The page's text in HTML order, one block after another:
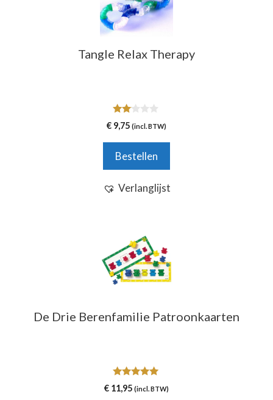
Tangle Relax Therapy
2.00
van
€ 9,75 (incl. BTW)
Bestellen
Verlanglijst
De Drie Berenfamilie Patroonkaarten
5.00
van 5
€ 11,95 (incl. BTW)